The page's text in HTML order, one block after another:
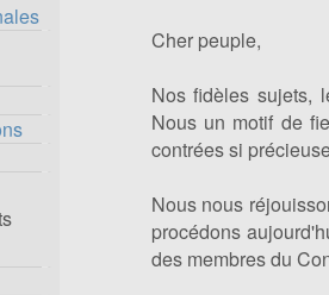
Cher peuple,
Nos fidèles sujets,
Nous un motif de
contrées si
Nous nous
procédons
des membres du